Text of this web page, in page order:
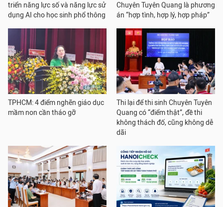
triển năng lực số và năng lực sử
dụng AI cho học sinh phổ thông
Chuyên Tuyên Quang là phương
án “hợp tình, hợp lý, hợp pháp”
TPHCM: 4 điểm nghẽn giáo dục
mầm non cần tháo gỡ
Thi lại để thi sinh Chuyên Tuyên
Quang có “điểm thật”, đề thi
không thách đố, cũng không dễ
dãi